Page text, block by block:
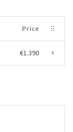
Price
€1.390